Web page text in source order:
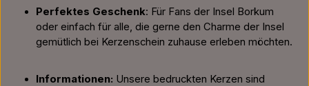
Perfektes Geschenk: Für Fans der Insel Borkum
oder einfach für alle, die gerne den Charme der Insel
gemütlich bei Kerzenschein zuhause erleben möchten.
Informationen: Unsere bedruckten Kerzen sind